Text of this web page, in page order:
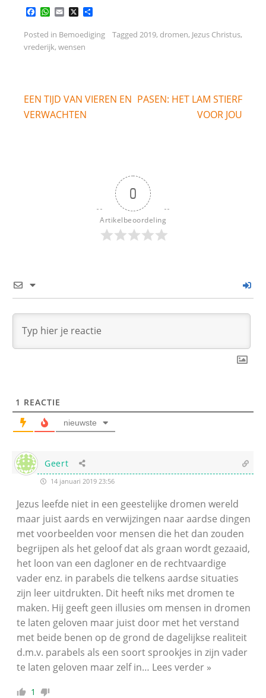
Facebook
WhatsApp
Email
X
Posted in Bemoediging Tagged 2019, dromen, Jezus Christus,
vrederijk, wensen
Bericht
navigatie
EEN TIJD VAN VIEREN EN
VERWACHTEN
PASEN: HET LAM STIERF
VOOR JOU
0
Artikelbeoordeling
1 REACTIE
nieuwste
Geert
14 januari 2019 23:56
Jezus leefde niet in een geestelijke dromen wereld
maar juist aards en verwijzingen naar aardse dingen
met voorbeelden voor mensen die het dan zouden
begrijpen als het geloof dat als graan wordt gezaaid,
het loon van een dagloner en de rechtvaardige
vader enz. in parabels die telkens aardse situaties
zijn leer uitdrukten. Dit heeft niks met dromen te
maken. Hij geeft geen illusies om mensen in dromen
te laten geloven maar juist door met het verstand
met beide benen op de grond de dagelijkse realiteit
d.m.v. parabels als een soort sprookjes in zijn vader
te laten geloven maar zelf in… Lees verder »
1